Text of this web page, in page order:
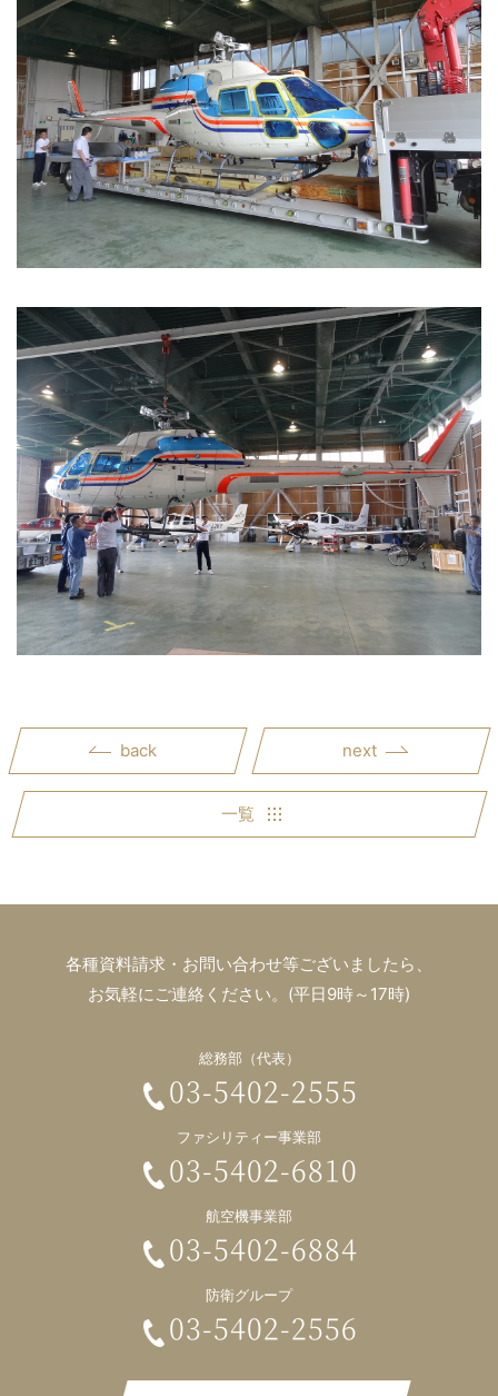
back next
一覧
各種資料請求・お問い合わせ等ございましたら、
お気軽にご連絡ください。(平日9時～17時)
総務部（代表）
03-5402-2555
ファシリティー事業部
03-5402-6810
航空機事業部
03-5402-6884
防衛グループ
03-5402-2556